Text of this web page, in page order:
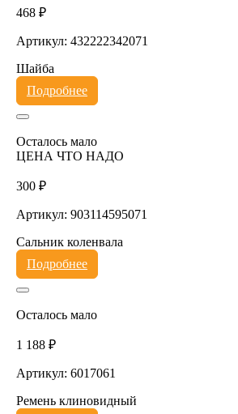
468 ₽
Артикул: 432222342071
Шайба
Подробнее
Осталось мало
ЦЕНА ЧТО НАДО
300 ₽
Артикул: 903114595071
Сальник коленвала
Подробнее
Осталось мало
1 188 ₽
Артикул: 6017061
Ремень клиновидный